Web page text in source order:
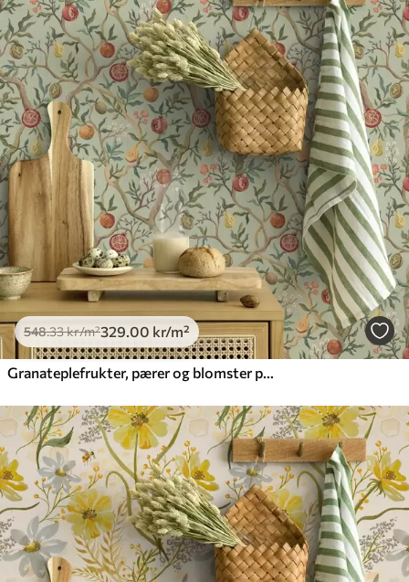
Påføringsmetode Sømløs applikasjon
Tilgjengelige materialer
Standard
548 .33329 .00kr/m²
Premium
665 .00399.00kr/m²
Premium vinyl
650.00390.00kr/m²
548.33kr/m²329.00 kr/m²
Granateplefrukter, pærer og blomster på en lysegrønn bakgrunn